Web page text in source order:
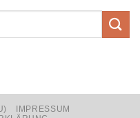
IMPRESSUM